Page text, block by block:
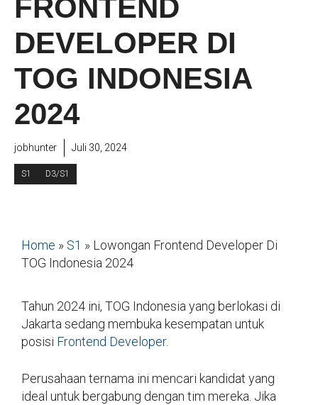
FRONTEND
DEVELOPER DI
TOG INDONESIA
2024
jobhunter Juli 30, 2024
S1 D3/S1
Home » S1 » Lowongan Frontend Developer Di
TOG Indonesia 2024
Tahun 2024 ini, TOG Indonesia yang berlokasi di
Jakarta sedang membuka kesempatan untuk
posisi Frontend Developer.
Perusahaan ternama ini mencari kandidat yang
ideal untuk bergabung dengan tim mereka. Jika